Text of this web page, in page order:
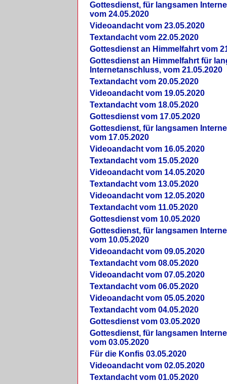
Gottesdienst, für langsamen
vom 24.05.2020
Videoandacht vom 23.05.2020
Textandacht vom 22.05.2020
Gottesdienst an Himmelfahrt vom
Gottesdienst an Himmelfahrt für
Internetanschluss, vom 21.05.2020
Textandacht vom 20.05.2020
Videoandacht vom 19.05.2020
Textandacht vom 18.05.2020
Gottesdienst vom 17.05.2020
Gottesdienst, für langsamen
vom 17.05.2020
Videoandacht vom 16.05.2020
Textandacht vom 15.05.2020
Videoandacht vom 14.05.2020
Textandacht vom 13.05.2020
Videoandacht vom 12.05.2020
Textandacht vom 11.05.2020
Gottesdienst vom 10.05.2020
Gottesdienst, für langsamen
vom 10.05.2020
Videoandacht vom 09.05.2020
Textandacht vom 08.05.2020
Videoandacht vom 07.05.2020
Textandacht vom 06.05.2020
Videoandacht vom 05.05.2020
Textandacht vom 04.05.2020
Gottesdienst vom 03.05.2020
Gottesdienst, für langsamen
vom 03.05.2020
Für die Konfis 03.05.2020
Videoandacht vom 02.05.2020
Textandacht vom 01.05.2020